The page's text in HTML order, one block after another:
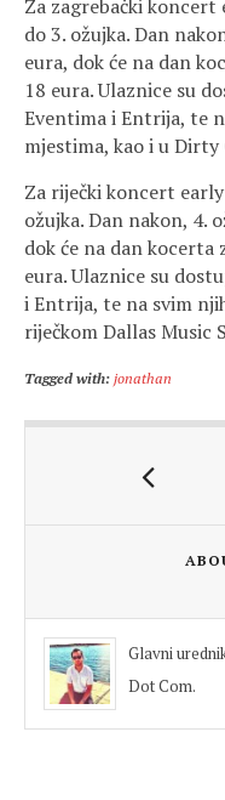
Za zagrebački
do 3. ožujka. Dan
eura, dok će na dan
18 eura. Ulaznice su
Eventima i Entrija, te
mjestima, kao i u
Za riječki koncert
ožujka. Dan nakon, 4.
dok će na dan
eura. Ulaznice su
i Entrija, te na svim
riječkom Dallas Music
Tagged with:jonathan
Glavni
Dot Com.